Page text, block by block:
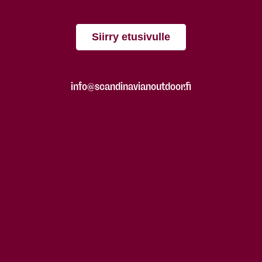
Siirry etusivulle
info@scandinavianoutdoor.fi